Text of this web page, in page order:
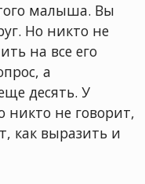
малыша. Вы
Но никто не
на все его
а
десять. У
никто не говорит,
как выразить и